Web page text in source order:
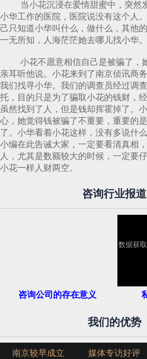
当小花沉浸在爱情甜蜜中，突然
小华工作的医院，医院说没有这个人
己只知道小华叫什么，做什么，其他
一无所知，人海茫茫她去哪儿找小华。
小花不愿意相信自己是被骗了，
亲耳听他说。小花来到了南京侦讯商
我们找寻小华。我们的调查员经过调
托，目的只是为了骗取小花的钱财，
虽然找到了人，但是钱却挥霍掉了。
心，她觉得钱被骗了不重要，重要的
了。小华看着小花这样，没有多说什
小编在此告诫大家，一定要看清真相
人，尤其是数额较大的时候，一定要
小花一样人财两空。
咨询行业报道
咨询公司的存在意义
我们的优势
南京较早成立 媒体专访好评